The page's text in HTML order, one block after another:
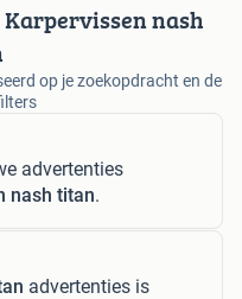
nash
op je zoekopdracht en de
advertenties
nash titan.
advertenties is